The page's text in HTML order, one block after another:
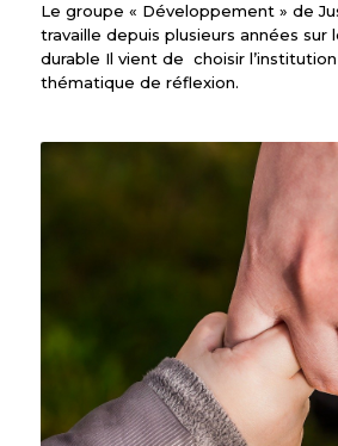
Le groupe « Développement » de
travaille depuis plusieurs années
durable Il vient de choisir
thématique de réflexion.